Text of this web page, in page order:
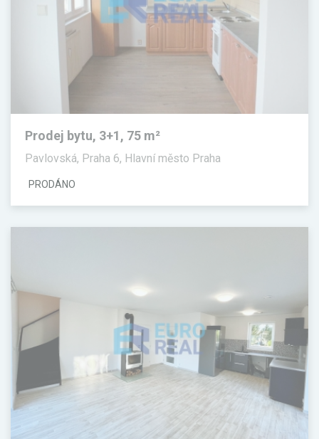
Prodej bytu, 3+1, 75 m²
Pavlovská, Praha 6, Hlavní město Praha
PRODÁNO